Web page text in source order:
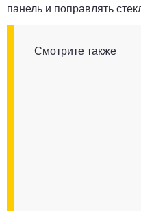
панель и поправлять
Смотрите также